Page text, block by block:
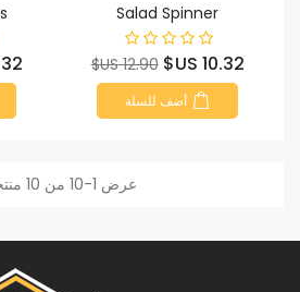
Salad Spinner
السعر
10.32 US$ السعر
الأساسي
12.90 US$
أضف للسلة
US$
عرض 1-10 من 10 منتجات